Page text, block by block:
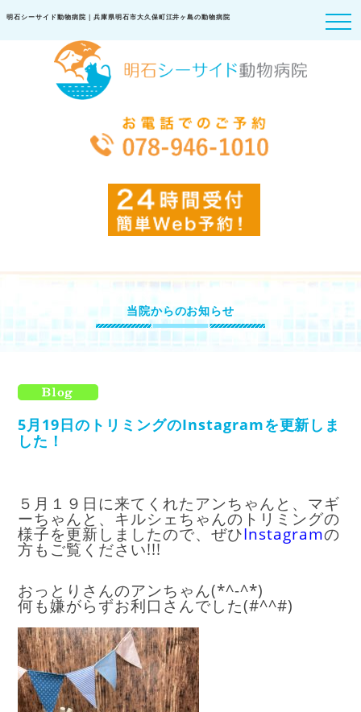
明石シーサイド動物病院｜兵庫県明石市大久保町江井ヶ島の動物病院
当院からのお知らせ
5月19日のトリミングのInstagramを更新しま
した！
５月１９日に来てくれたアンちゃんと、マギ
ーちゃんと、キルシェちゃんのトリミングの
様子を更新しましたので、ぜひInstagramの
方もご覧ください!!!
おっとりさんのアンちゃん(*^-^*)
何も嫌がらずお利口さんでした(#^^#)